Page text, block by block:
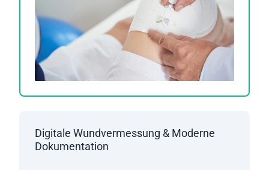
Digitale Wundvermessung & Moderne
Dokumentation